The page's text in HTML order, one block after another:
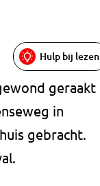
Hulp bij lezen
geraakt
in
gebracht.